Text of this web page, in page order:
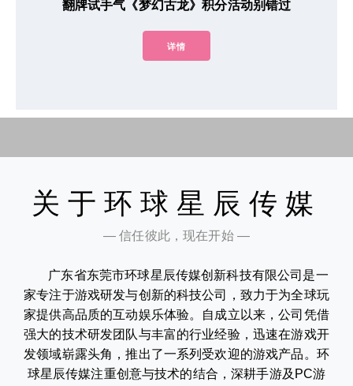
翻牌试手气《梦幻古龙》积分活动别错过
详情
关于环球星辰传媒
— 信任彼此，现在开始 —
广东省东莞市环球星辰传媒创新科技有限公司是一
家专注于游戏研发与创新的科技公司，致力于为全球玩
家提供高品质的互动娱乐体验。自成立以来，公司凭借
强大的技术研发团队与丰富的行业经验，迅速在游戏开
发领域崭露头角，推出了一系列受欢迎的游戏产品。环
球星辰传媒注重创意与技术的结合，深耕手游及PC游